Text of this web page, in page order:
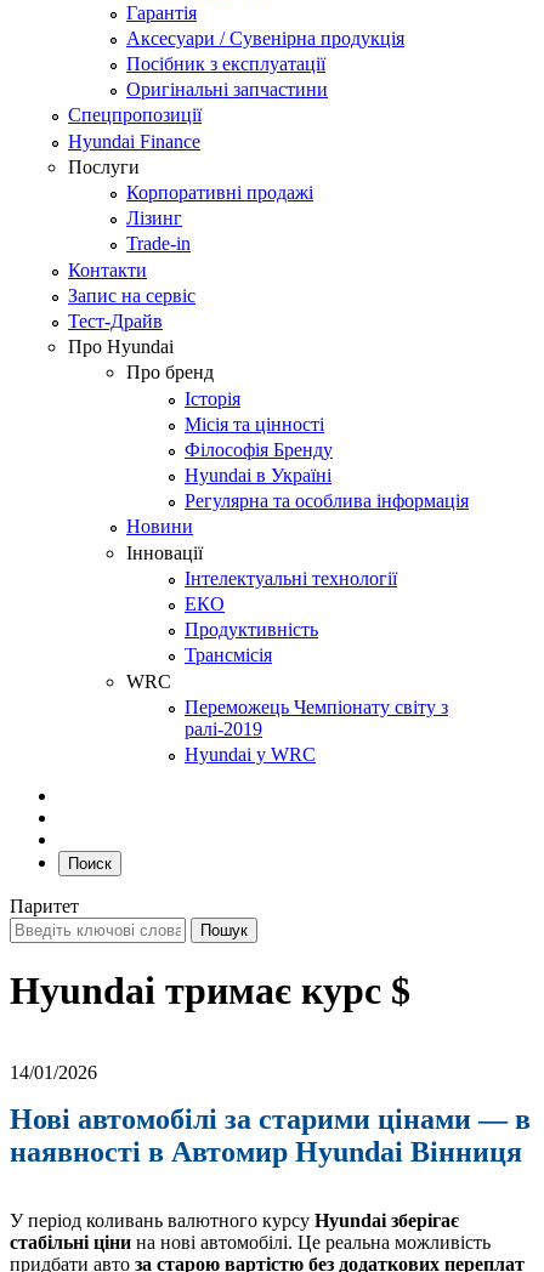
Гарантія
Аксесуари / Сувенірна продукція
Посібник з експлуатації
Оригінальні запчастини
Спецпропозиції
Hyundai Finance
Послуги
Корпоративні продажі
Лізинг
Trade-in
Контакти
Запис на сервіс
Тест-Драйв
Про Hyundai
Про бренд
Історія
Місія та цінності
Філософія Бренду
Hyundai в Україні
Регулярна та особлива інформація
Новини
Інновації
Інтелектуальні технології
ЕКО
Продуктивність
Трансмісія
WRC
Переможець Чемпіонату світу з
ралі-2019
Hyundai у WRC
Поиск
Паритет
Hyundai тримає курс $
14/01/2026
Нові автомобілі за старими цінами — в
наявності в Автомир Hyundai Вінниця
У період коливань валютного курсу Hyundai зберігає
стабільні ціни на нові автомобілі. Це реальна можливість
придбати авто за старою вартістю без додаткових переплат